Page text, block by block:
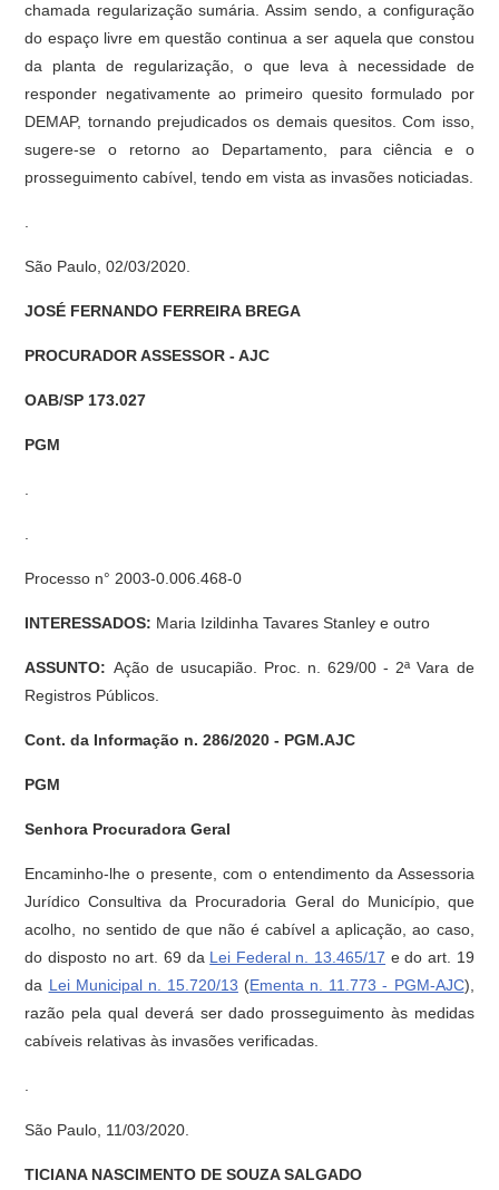
chamada regularização sumária. Assim sendo, a configuração
do espaço livre em questão continua a ser aquela que constou
da planta de regularização, o que leva à necessidade de
responder negativamente ao primeiro quesito formulado por
DEMAP, tornando prejudicados os demais quesitos. Com isso,
sugere-se o retorno ao Departamento, para ciência e o
prosseguimento cabível, tendo em vista as invasões noticiadas.
São Paulo, 02/03/2020.
JOSÉ FERNANDO FERREIRA BREGA
PROCURADOR ASSESSOR - AJC
OAB/SP 173.027
PGM
Processo n° 2003-0.006.468-0
INTERESSADOS: Maria Izildinha Tavares Stanley e outro
ASSUNTO: Ação de usucapião. Proc. n. 629/00 - 2ª Vara de
Registros Públicos.
Cont. da Informação n. 286/2020 - PGM.AJC
PGM
Senhora Procuradora Geral
Encaminho-lhe o presente, com o entendimento da Assessoria
Jurídico Consultiva da Procuradoria Geral do Município, que
acolho, no sentido de que não é cabível a aplicação, ao caso,
do disposto no art. 69 da Lei Federal n. 13.465/17 e do art. 19
da Lei Municipal n. 15.720/13 (Ementa n. 11.773 - PGM-AJC),
razão pela qual deverá ser dado prosseguimento às medidas
cabíveis relativas às invasões verificadas.
São Paulo, 11/03/2020.
TICIANA NASCIMENTO DE SOUZA SALGADO